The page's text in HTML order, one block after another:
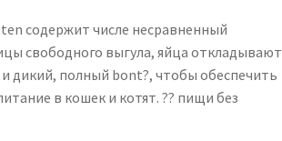
содержит числе несравненный
свободного выгула, яйца откладывают
и дикий, полный bont?, чтобы обеспечить
в кошек и котят. ?? пищи без